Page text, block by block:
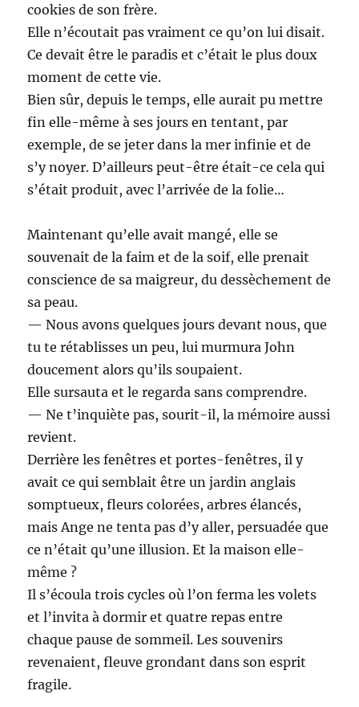
cookies de son frère.
Elle n’écoutait pas vraiment ce qu’on lui disait.
Ce devait être le paradis et c’était le plus doux
moment de cette vie.
Bien sûr, depuis le temps, elle aurait pu mettre
fin elle-même à ses jours en tentant, par
exemple, de se jeter dans la mer infinie et de
s’y noyer. D’ailleurs peut-être était-ce cela qui
s’était produit, avec l’arrivée de la folie…
Maintenant qu’elle avait mangé, elle se
souvenait de la faim et de la soif, elle prenait
conscience de sa maigreur, du dessèchement de
sa peau.
— Nous avons quelques jours devant nous, que
tu te rétablisses un peu, lui murmura John
doucement alors qu’ils soupaient.
Elle sursauta et le regarda sans comprendre.
— Ne t’inquiète pas, sourit-il, la mémoire aussi
revient.
Derrière les fenêtres et portes-fenêtres, il y
avait ce qui semblait être un jardin anglais
somptueux, fleurs colorées, arbres élancés,
mais Ange ne tenta pas d’y aller, persuadée que
ce n’était qu’une illusion. Et la maison elle-
même ?
Il s’écoula trois cycles où l’on ferma les volets
et l’invita à dormir et quatre repas entre
chaque pause de sommeil. Les souvenirs
revenaient, fleuve grondant dans son esprit
fragile.